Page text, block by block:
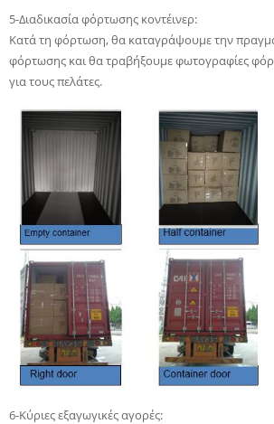
5-Διαδικασία φόρτωσης κοντέινερ:
Κατά τη φόρτωση, θα καταγράψουμε την
φόρτωσης και θα τραβήξουμε φωτογραφίες
για τους πελάτες.
6-Κύριες εξαγωγικές αγορές: